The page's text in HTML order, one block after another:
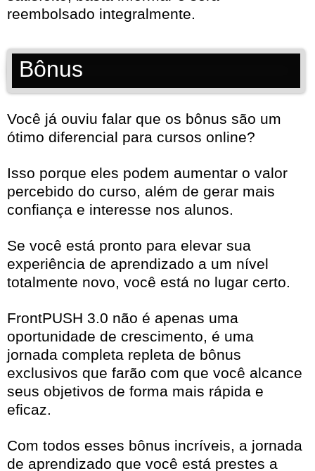
reembolsado integralmente.
Bônus
Você já ouviu falar que os bônus são um
ótimo diferencial para cursos online?
Isso porque eles podem aumentar o valor
percebido do curso, além de gerar mais
confiança e interesse nos alunos.
Se você está pronto para elevar sua
experiência de aprendizado a um nível
totalmente novo, você está no lugar certo.
FrontPUSH 3.0 não é apenas uma
oportunidade de crescimento, é uma
jornada completa repleta de bônus
exclusivos que farão com que você alcance
seus objetivos de forma mais rápida e
eficaz.
Com todos esses bônus incríveis, a jornada
de aprendizado que você está prestes a